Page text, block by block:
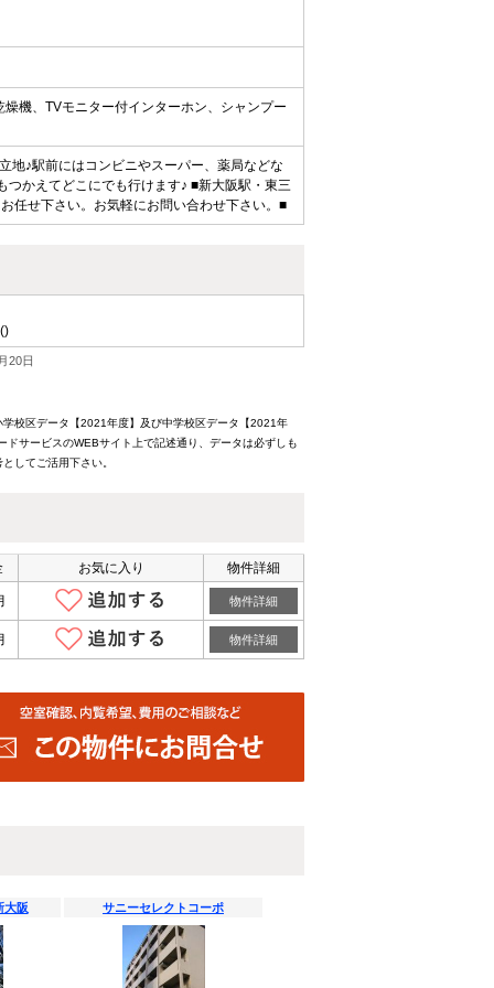
機、TVモニター付インターホン、シャンプー
地♪駅前にはコンビニやスーパー、薬局などな
かえてどこにでも行けます♪ ■新大阪駅・東三
任せ下さい。お気軽にお問い合わせ下さい。■
()
20日
校区データ【2021年度】及び中学校区データ【2021年
サービスのWEBサイト上で記述通り、データは必ずしも
してご活用下さい。
お気に入り 物件詳細
物件詳細
物件詳細
大阪 サニーセレクトコーポ